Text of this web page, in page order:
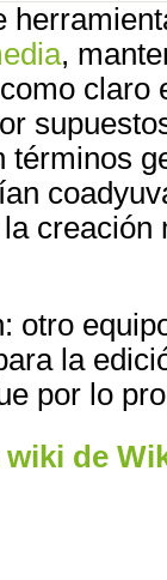
,
claro
términos
otro
la
por lo
wiki de